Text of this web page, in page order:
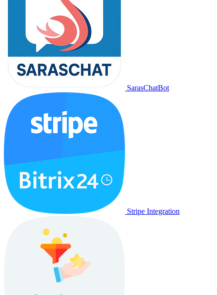
SarasChatBot
Stripe Integration